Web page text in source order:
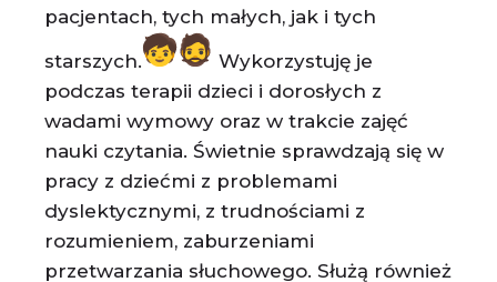
pacjentach, tych małych, jak i tych
starszych.
Wykorzystuję je
podczas terapii dzieci i dorosłych z
wadami wymowy oraz w trakcie zajęć
nauki czytania. Świetnie sprawdzają się w
pracy z dziećmi z problemami
dyslektycznymi, z trudnościami z
rozumieniem, zaburzeniami
przetwarzania słuchowego. Służą również